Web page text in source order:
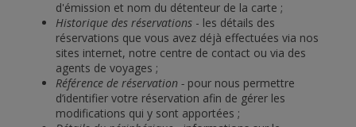
d'émission et nom du détenteur de la carte ;
Historique des réservations - les détails des
réservations que vous avez déjà effectuées via nos
sites internet, notre centre de contact ou via des
agents de voyages ;
Référence de réservation - pour nous permettre
d’identifier votre réservation afin de gérer les
modifications qui y sont apportées ;